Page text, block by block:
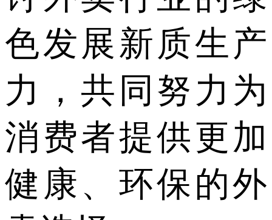
色发展新质生产
力，共同努力为
消费者提供更加
健康、环保的外